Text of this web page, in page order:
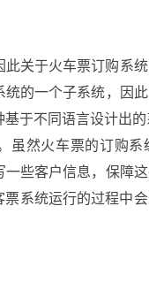
关于火车票订购系
的一个子系统，因
于不同语言设计出
虽然火车票的订购系
些客户信息，保障
票系统运行的过程中